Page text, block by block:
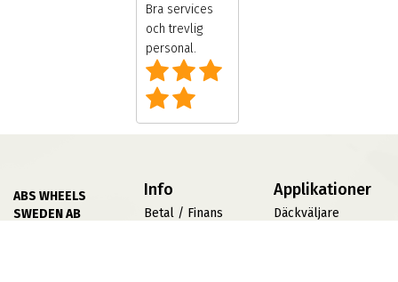
Bra services
och trevlig
personal.
ABS WHEELS
SWEDEN AB
Info
Betal / Finans
Applikationer
Däckväljare